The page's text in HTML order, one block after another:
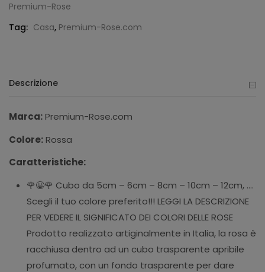
Premium-Rose
Tag: Casa, Premium-Rose.com
Descrizione
Marca:Premium-Rose.com
Colore:Rossa
Caratteristiche:
🌹😀🌹 Cubo da 5cm – 6cm – 8cm – 10cm – 12cm, ….
Scegli il tuo colore preferito!!! LEGGI LA DESCRIZIONE
PER VEDERE IL SIGNIFICATO DEI COLORI DELLE ROSE
Prodotto realizzato artiginalmente in Italia, la rosa è
racchiusa dentro ad un cubo trasparente apribile
profumato, con un fondo trasparente per dare